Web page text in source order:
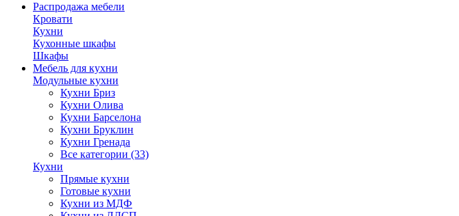
Распродажа мебели
Кровати
Кухни
Кухонные шкафы
Шкафы
Мебель для кухни
Модульные кухни
Кухни Бриз
Кухни Олива
Кухни Барселона
Кухни Бруклин
Кухни Гренада
Все категории (33)
Кухни
Прямые кухни
Готовые кухни
Кухни из МДФ